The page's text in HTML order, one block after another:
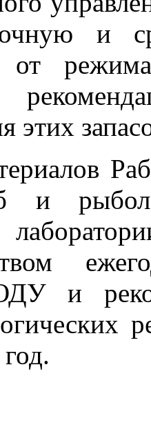
и
от
этих
и
и